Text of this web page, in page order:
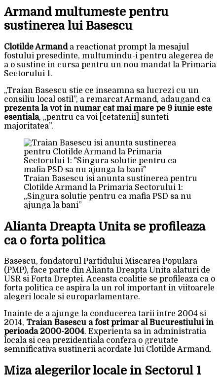
Armand multumeste pentru
sustinerea lui Basescu
Clotilde Armanda reactionat prompt la mesajul
fostului presedinte, multumindu-i pentru alegerea de
a o sustine in cursa pentru un nou mandat la Primaria
Sectorului 1.
„Traian Basescu stie ce inseamna sa lucrezi cu un
consiliu local ostil”, a remarcat Armand, adaugand ca
prezenta la vot in numar cat mai mare pe 9 iunie este
esentiala, „pentru ca voi [cetatenii] sunteti
majoritatea”.
Traian Basescu isi anunta sustinerea pentru
Clotilde Armand la Primaria Sectorului 1:
„Singura solutie pentru ca mafia PSD sa nu
ajunga la bani”
Alianta Dreapta Unita se profileaza
ca o forta politica
Basescu, fondatorul Partidului Miscarea Populara
(PMP), face parte din Alianta Dreapta Unita alaturi de
USR si Forta Dreptei. Aceasta coalitie se profileaza ca o
forta politica ce aspira la un rol important in viitoarele
alegeri locale si europarlamentare.
Inainte de a ajunge la conducerea tarii intre 2004 si
2014, Traian Basescu a fost primar al Bucurestiului in
perioada 2000-2004. Experienta sa in administratia
locala si cea prezidentiala confera o greutate
semnificativa sustinerii acordate lui Clotilde Armand.
Miza alegerilor locale in Sectorul 1